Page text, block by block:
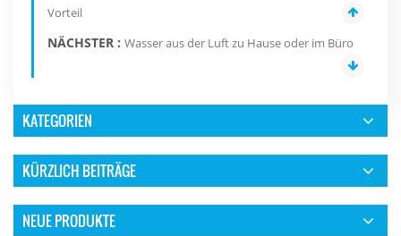
Vorteil
NÄCHSTER : Wasser aus der Luft zu Hause oder im Büro
KATEGORIEN
KÜRZLICH BEITRÄGE
NEUE PRODUKTE